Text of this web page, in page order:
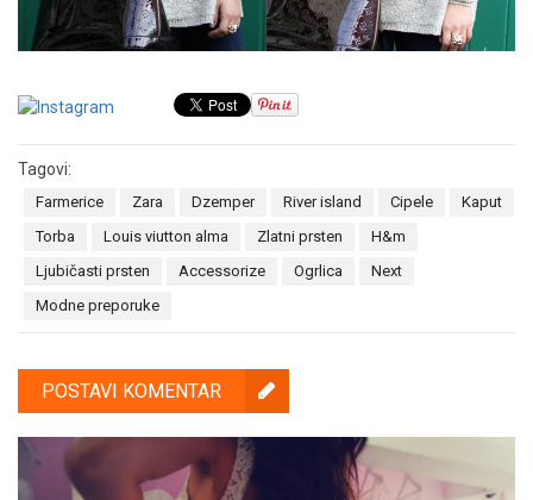
Tagovi:
Farmerice Zara Dzemper River island Cipele
Kaput
Torba
Louis viutton alma Zlatni prsten
H&m
Ljubičasti prsten
Accessorize Ogrlica
Next
Modne preporuke
POSTAVI KOMENTAR